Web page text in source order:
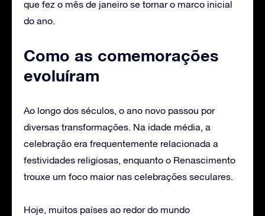
que fez o mês de janeiro se tornar o marco inicial
do ano.
Como as comemorações
evoluíram
Ao longo dos séculos, o ano novo passou por
diversas transformações. Na idade média, a
celebração era frequentemente relacionada a
festividades religiosas, enquanto o Renascimento
trouxe um foco maior nas celebrações seculares.
Hoje, muitos países ao redor do mundo